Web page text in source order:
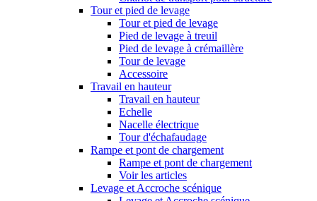
Tour et pied de levage
Tour et pied de levage
Pied de levage à treuil
Pied de levage à crémaillère
Tour de levage
Accessoire
Travail en hauteur
Travail en hauteur
Echelle
Nacelle électrique
Tour d'échafaudage
Rampe et pont de chargement
Rampe et pont de chargement
Voir les articles
Levage et Accroche scénique